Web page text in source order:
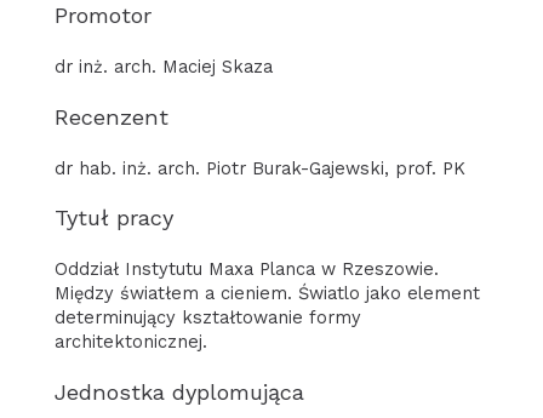
Promotor
dr inż. arch. Maciej Skaza
Recenzent
dr hab. inż. arch. Piotr Burak-Gajewski, prof. PK
Tytuł pracy
Oddział Instytutu Maxa Planca w Rzeszowie.
Między światłem a cieniem. Światlo jako element
determinujący kształtowanie formy
architektonicznej.
Jednostka dyplomująca